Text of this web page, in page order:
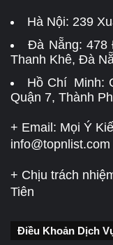
Hà Nội: 239
Đà Nẵng:478
Thanh Khê, Đà
Hồ Chí Minh:
Quận 7, Thành
+ Email: Mọi Ý
info@topnlist.com
+ Chịu trách
Tiên
Điều Khoản Dịch